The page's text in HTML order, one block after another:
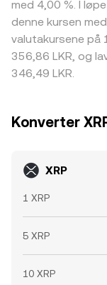
med 4,00 %. I
denne kursen
valutakursene på
356,86 LKR, og
346,49 LKR.
Konverter
XRP
1 XRP
5 XRP
10 XRP